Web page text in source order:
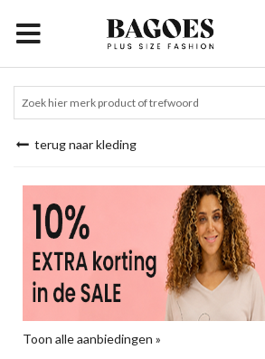
terug naar kleding
Toon alle aanbiedingen »